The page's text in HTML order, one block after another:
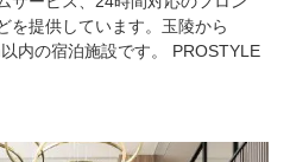
を提供しています。玉陵から
内の宿泊施設です。 PROSTYLE